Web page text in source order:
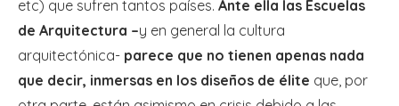
etc) que sufren tantos países. Ante ella las Escuelas
de Arquitectura –y en general la cultura
arquitectónica- parece que no tienen apenas nada
que decir, inmersas en los diseños de élite que, por